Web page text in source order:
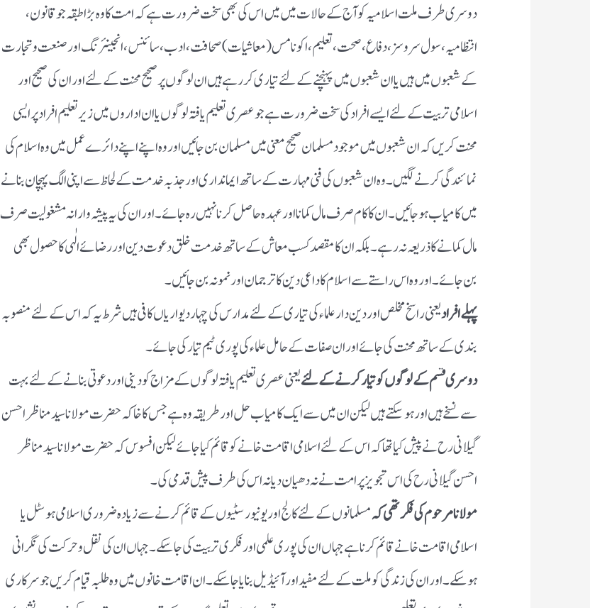
دوسری طرف ملت اسلامیہ کو آج کے حالات میں میں اس کی بھی سخت ضرورت ہے کہ امت کا وہ بڑا طبقہ جو قانون،
انتظامیہ، سول سروسز، دفاع ،صحت، تعلیم، اکونامس (معاشیات) صحافت، ادب ،سائنس، انجینئرنگ اور صنعت و تجارت
کے شعبوں میں ہیں یا ان شعبوں میں پہنچنے کے لئے تیاری کر رہے ہیں ان لوگوں پر صحیح محنت کے لئے اور ان کی صحیح اور
اسلامی تربیت کے لئے ایسے افراد کی سخت ضرورت ہے جو عصری تعلیم یافتہ لوگوں یا ان اداروں میں زیر تعلیم افراد پر ایسی
محنت کریں کہ ان شعبوں میں موجود مسلمان صحیح معنی میں مسلمان بن جائیں اور وہ اپنے اپنے دائرے عمل میں وہ اسلام کی
نمائندگی کرنے لگیں ۔ وہ ان شعبوں کی فنی مہارت کے ساتھ ایمانداری اور جذبہ خدمت کے لحاظ سے اپنی الگ پہچان بنانے
میں کامیاب ہو جائیں ۔ ان کا کام صرف مال کمانا اور عہدہ حاصل کرنا نہیں رہ جائے ۔اور ان کی یہ پیشہ وارانہ مشغولیت صرف
مال کمانے کا ذریعہ نہ رہے ۔ بلکہ ان کا مقصد کسب معاش کے ساتھ خدمت خلق دعوت دین اور رضائے الٰہی کا حصول بھی
بن جائے ۔ اور وہ اس راستے سے اسلام کا داعی دین کا ترجمان اور نمونہ بن جائیں ۔
پہلے افرادیعنی راسخ مخلص اور دین دار علماء کی تیاری کے لئے مدارس کی چہار دیواریاں کافی ہیں شرط یہ کہ اس کے لئے منصوبہ
بندی کے ساتھ محنت کی جائے اور ان صفات کے حامل علماء کی پوری ٹیم تیار کی جائے ۔
دوسری قسم کے لوگوں کو تیار کرنے کے لئےیعنی عصری تعلیم یافتہ لوگوں کے مزاج کو دینی اور دعوتی بنانے کے لئے بہت
سے نسخے ہیں اور ہوسکتے ہیں لیکن ان میں سے ایک کامیاب حل اور طریقہ وہ ہے جس کا خاکہ حضرت مولانا سید مناظر احسن
گیلانی رح نے پیش کیا تھا کہ اس کے لئے اسلامی اقامت خانے کو قائم کیا جائے لیکن افسوس کہ حضرت مولانا سید مناظر
احسن گیلانی رح کی اس تجویز پر امت نے نہ دھیان دیا نہ اس کی طرف پیش قدمی کی ۔
مولانا مرحوم کی فکر تھی کہمسلمانوں کے لئے کالج اور یونیورسٹیوں کے قائم کرنے سے زیادہ ضروری اسلامی ہوسٹل یا
اسلامی اقامت خانے قائم کرنا ہے جہاں ان کی پوری علمی اور فکری تربیت کی جاسکے ۔ جہاں ان کی نقل و حرکت کی نگرانی
ہوسکے ۔ اور ان کی زندگی کو ملت کے لئے مفید اور آئیڈیل بنایا جاسکے ۔ ان اقامت خانوں میں وہ طلبہ قیام کریں جو سرکاری